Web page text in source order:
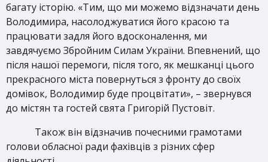
багату історію. «Тим, що ми можемо відзначати день
Володимира, насолоджуватися його красою та
працювати задля його вдосконалення, ми
завдячуємо Збройним Силам України. Впевнений, що
після нашої перемоги, після того, як мешканці цього
прекрасного міста повернуться з фронту до своїх
домівок, Володимир буде процвітати», – звернувся
до містян та гостей свята Григорій Пустовіт.
Також він відзначив почесними грамотами
голови обласної ради фахівців з різних сфер